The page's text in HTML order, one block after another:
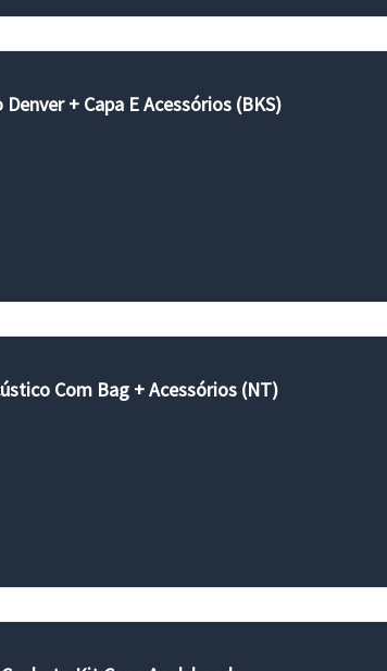
+ Capa E Acessórios (BKS)
Com Bag + Acessórios (NT)